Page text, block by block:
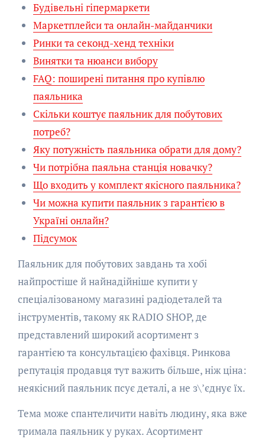
Будівельні гіпермаркети
Маркетплейси та онлайн-майданчики
Ринки та секонд-хенд техніки
Винятки та нюанси вибору
FAQ: поширені питання про купівлю
паяльника
Скільки коштує паяльник для побутових
потреб?
Яку потужність паяльника обрати для дому?
Чи потрібна паяльна станція новачку?
Що входить у комплект якісного паяльника?
Чи можна купити паяльник з гарантією в
Україні онлайн?
Підсумок
Паяльник для побутових завдань та хобі
найпростіше й найнадійніше купити у
спеціалізованому магазині радіодеталей та
інструментів, такому як RADIO SHOP, де
представлений широкий асортимент з
гарантією та консультацією фахівця. Ринкова
репутація продавця тут важить більше, ніж ціна:
неякісний паяльник псує деталі, а не з\’єднує їх.
Тема може спантеличити навіть людину, яка вже
тримала паяльник у руках. Асортимент